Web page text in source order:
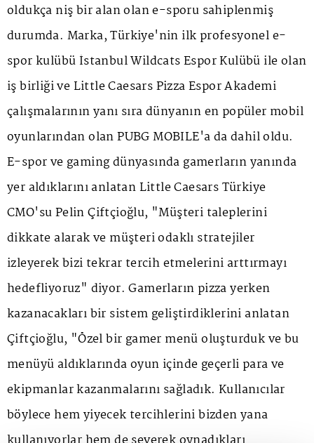
oldukça niş bir alan olan e-sporu sahiplenmiş
durumda. Marka, Türkiye'nin ilk profesyonel e-
spor kulübü İstanbul Wildcats Espor Kulübü ile olan
iş birliği ve Little Caesars Pizza Espor Akademi
çalışmalarının yanı sıra dünyanın en popüler mobil
oyunlarından olan PUBG MOBILE'a da dahil oldu.
E-spor ve gaming dünyasında gamerların yanında
yer aldıklarını anlatan Little Caesars Türkiye
CMO'su Pelin Çiftçioğlu, "Müşteri taleplerini
dikkate alarak ve müşteri odaklı stratejiler
izleyerek bizi tekrar tercih etmelerini arttırmayı
hedefliyoruz" diyor. Gamerların pizza yerken
kazanacakları bir sistem geliştirdiklerini anlatan
Çiftçioğlu, "Özel bir gamer menü oluşturduk ve bu
menüyü aldıklarında oyun içinde geçerli para ve
ekipmanlar kazanmalarını sağladık. Kullanıcılar
böylece hem yiyecek tercihlerini bizden yana